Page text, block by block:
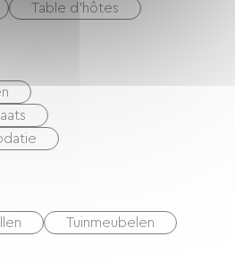
Table d'hôtes
Tuinmeubelen